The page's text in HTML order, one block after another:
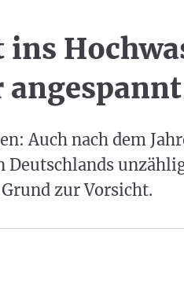
ins
angespannt
Auch nach dem
Deutschlands
zur Vorsicht.